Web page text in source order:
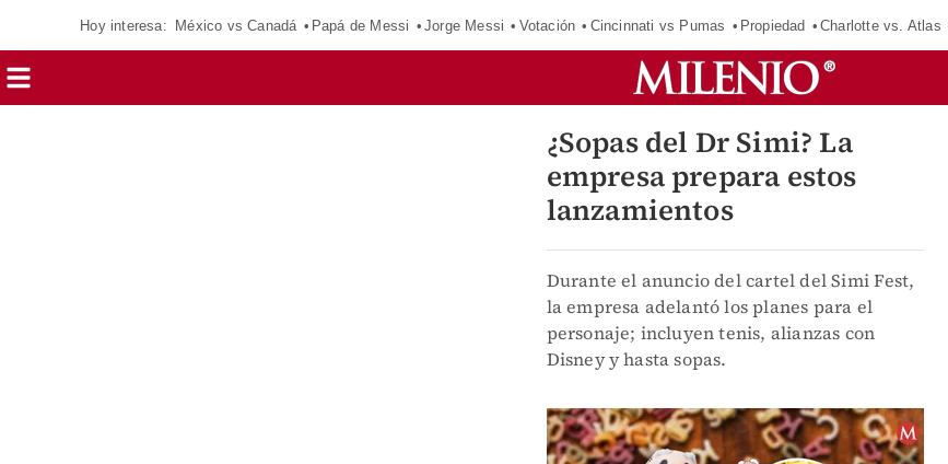
Hoy interesa: México vs Canadá Papá de Messi Jorge Messi Votación Cincinnati vs Pumas Propiedad Charlotte vs. Atlas
¿Sopas del Dr Simi? La
empresa prepara estos
lanzamientos
Durante el anuncio del cartel del Simi Fest,
la empresa adelantó los planes para el
personaje; incluyen tenis, alianzas con
Disney y hasta sopas.